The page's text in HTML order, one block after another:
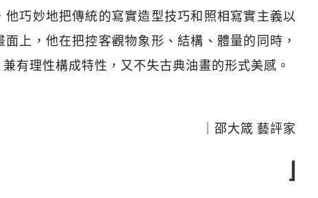
巧妙地把傳統的寫實造型技巧和照相寫實主義以
上，他在把控客觀物象形、結構、體量的同時，
有理性構成特性，又不失古典油畫的形式美感。
｜邵大箴 藝評家
⌋